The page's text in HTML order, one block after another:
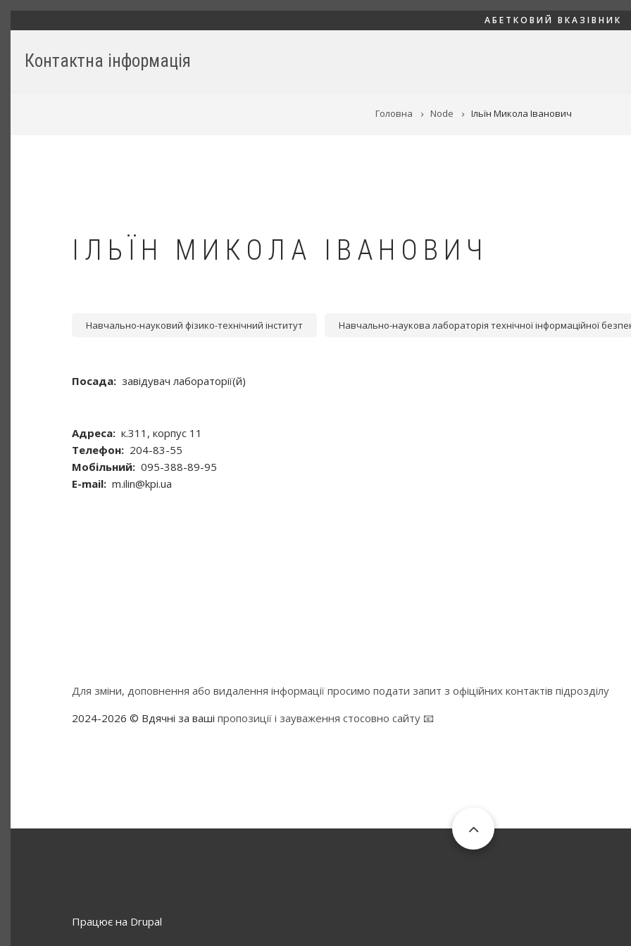
Перейти
вмісту
ГОЛОВНЕ АБЕТКОВИЙ ВКАЗІВНИК
Контактна інформація
Головна Node Ільїн Микола Іванович
ІЛЬЇН МИКОЛА ІВАНОВИЧ
Навчально-науковий фізико-технічний інститут Навчально-наукова лабораторія технічної інформаційної
Посада завідувач лабораторії(й)
Адреса к.311, корпус 11
Телефон
204-83-55
Мобільний 095-388-89-95
Е-mail m.ilin@kpi.ua
Для зміни, доповнення або видалення інформації просимо подати запит з офіційних контактів підрозділу
2024-2026 © Вдячні за ваші пропозиції і зауваження стосовно сайту 📧
Працює на Drupal